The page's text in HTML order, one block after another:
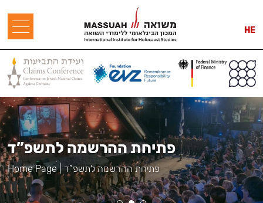
HE
פתיחת ההרשמה לתשפ”ד
Home Page|פתיחת ההרשמה לתשפ”ד